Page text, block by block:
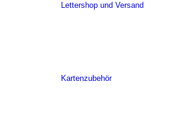
Lettershop und Versand
Kartenzubehör